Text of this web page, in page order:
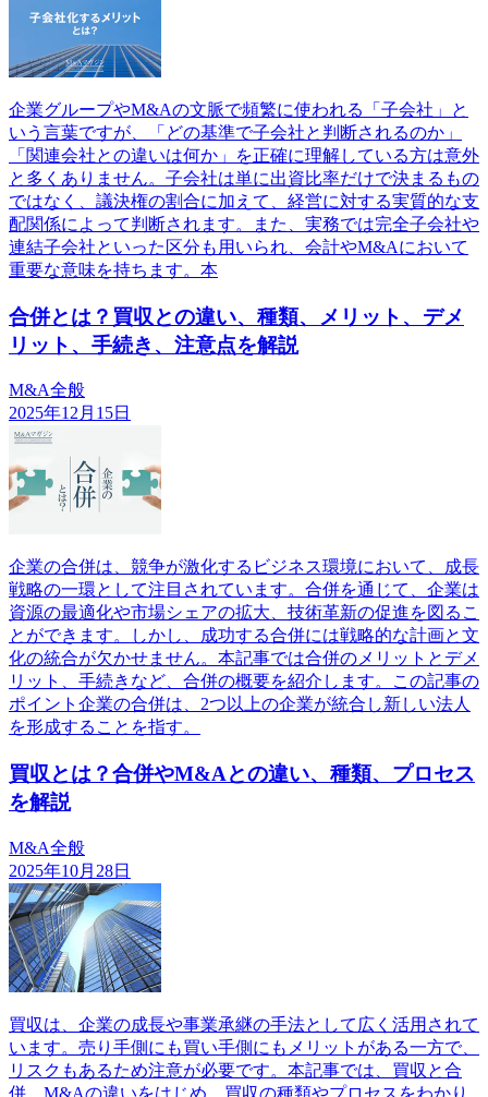
企業グループやM&Aの文脈で頻繁に使われる「子会社」と
いう言葉ですが、「どの基準で子会社と判断されるのか」
「関連会社との違いは何か」を正確に理解している方は意外
と多くありません。子会社は単に出資比率だけで決まるもの
ではなく、議決権の割合に加えて、経営に対する実質的な支
配関係によって判断されます。また、実務では完全子会社や
連結子会社といった区分も用いられ、会計やM&Aにおいて
重要な意味を持ちます。本
合併とは？買収との違い、種類、メリット、デメ
リット、手続き、注意点を解説
M&A全般
2025年12月15日
企業の合併は、競争が激化するビジネス環境において、成長
戦略の一環として注目されています。合併を通じて、企業は
資源の最適化や市場シェアの拡大、技術革新の促進を図るこ
とができます。しかし、成功する合併には戦略的な計画と文
化の統合が欠かせません。本記事では合併のメリットとデメ
リット、手続きなど、合併の概要を紹介します。この記事の
ポイント企業の合併は、2つ以上の企業が統合し新しい法人
を形成することを指す。
買収とは？合併やM&Aとの違い、種類、プロセス
を解説
M&A全般
2025年10月28日
買収は、企業の成長や事業承継の手法として広く活用されて
います。売り手側にも買い手側にもメリットがある一方で、
リスクもあるため注意が必要です。本記事では、買収と合
併、M&Aの違いをはじめ、買収の種類やプロセスをわかり